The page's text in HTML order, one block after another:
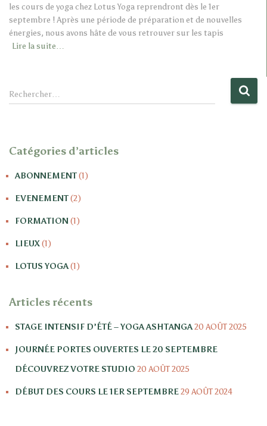
les cours de yoga chez Lotus Yoga reprendront dès le 1er
septembre ! Après une période de préparation et de nouvelles
énergies, nous avons hâte de vous retrouver sur les tapis
Lire la suite…
R
e
r
Rechercher…
Catégories d’articles
ABONNEMENT(1)
EVENEMENT(2)
FORMATION(1)
LIEUX(1)
LOTUS YOGA(1)
Articles récents
STAGE INTENSIF D’ÉTÉ – YOGA ASHTANGA20 AOÛT 2025
JOURNÉE PORTES OUVERTES LE 20 SEPTEMBRE
DÉCOUVREZ VOTRE STUDIO 20 AOÛT 2025
DÉBUT DES COURS LE 1ER SEPTEMBRE29 AOÛT 2024